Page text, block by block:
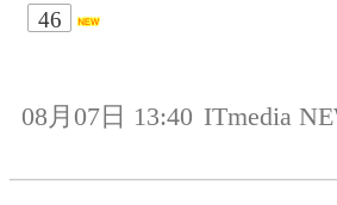
46
08月07日 13:40 ITmedia